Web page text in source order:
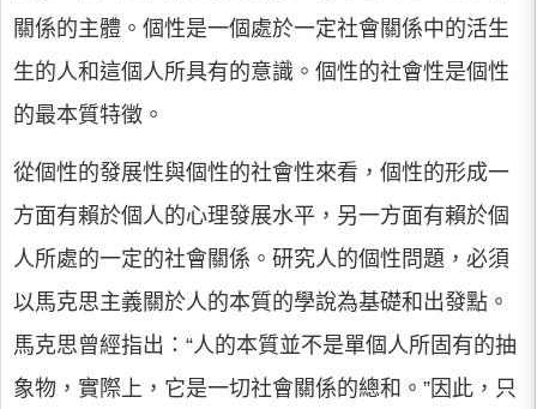
關係的主體。個性是一個處於一定社會關係中的活生
生的人和這個人所具有的意識。個性的社會性是個性
的最本質特徵。
從個性的發展性與個性的社會性來看，個性的形成一
方面有賴於個人的心理發展水平，另一方面有賴於個
人所處的一定的社會關係。研究人的個性問題，必須
以馬克思主義關於人的本質的學說為基礎和出發點。
馬克思曾經指出：“人的本質並不是單個人所固有的抽
象物，實際上，它是一切社會關係的總和。”因此，只